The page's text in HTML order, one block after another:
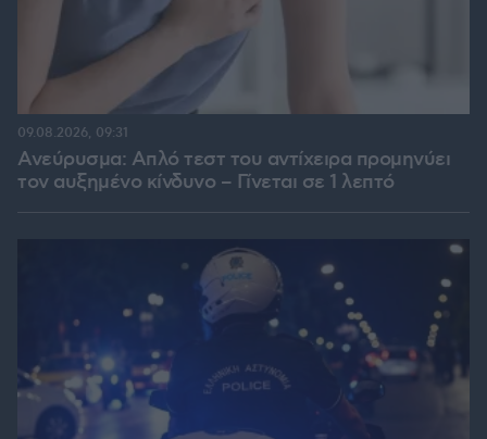
Ανεύρυσμα: Απλό τεστ του αντίχειρα προμηνύει
τον αυξημένο κίνδυνο – Γίνεται σε 1 λεπτό
09.08.2026, 09:31